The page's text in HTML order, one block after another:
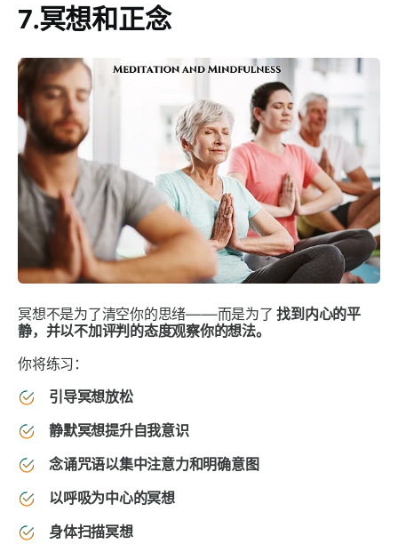
7.冥想和正念
冥想不是为了清空你的思绪——而是为了找到内心的平
静，并以不加评判的态度观察你的想法。
你将练习：
引导冥想放松
静默冥想提升自我意识
念诵咒语以集中注意力和明确意图
以呼吸为中心的冥想
身体扫描冥想